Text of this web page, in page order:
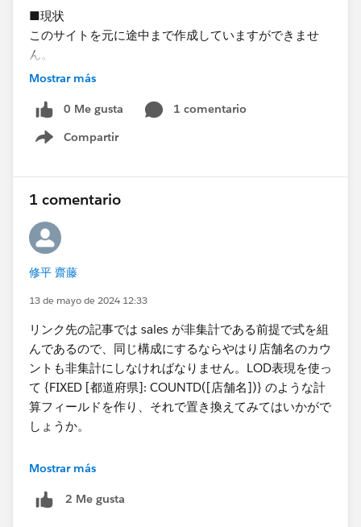
■現状
このサイトを元に途中まで作成していますができませ
ん。
https://kaho-enterprise.co.jp/tips/346/
ことはできますが、何をしているのかは理解できないレ
ベルです。
＜手順1＞作成できました
＜手順2＞グラフが一本なので不要かと考え飛ばしてい
ます。
＜手順3＞base_longtitudeは作成できました。​
ません。
base_latitudeについては、＋[sales]のところを
COUNT［店舗名」とすると集計と非集計は演算できな
いと出てきてしまいます。
ピルの配置の仕方もいまいちわかりません。
現物がないのでお答えが難しいかもしれませんが、この
アドバイスをいただけますと助かります。上記のやり方
製して、それを地図上に4点プロットすることで棒グラ
Mostrar más
0 Me gusta
1 comentario
Compartir
Show menu
1 comentario
修平 齋藤
13 de mayo de 2024 12:33
リンク先の記事では sales が非集計である前提で式を組
んであるので、同じ構成にするならやはり店舗名のカウ
ントも非集計にしなければなりません。​LOD表現を使っ
て {FIXED [都道府県]: COUNTD([店舗名])} のような計
算フィールドを作り、それで置き換えてみてはいかがで
しょうか。
なお、強制的にデータを増殖させる手法（scaffolding）
したが、現在はリレーションシップがあるのでもう少し
Mostrar más
2 Me gusta